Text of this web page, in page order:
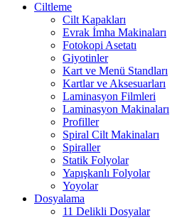
Ciltleme
Cilt Kapakları
Evrak İmha Makinaları
Fotokopi Asetatı
Giyotinler
Kart ve Menü Standları
Kartlar ve Aksesuarları
Laminasyon Filmleri
Laminasyon Makinaları
Profiller
Spiral Cilt Makinaları
Spiraller
Statik Folyolar
Yapışkanlı Folyolar
Yoyolar
Dosyalama
11 Delikli Dosyalar